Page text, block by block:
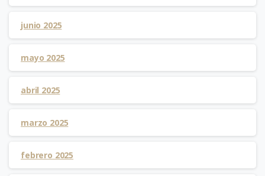
junio 2025
mayo 2025
abril 2025
marzo 2025
febrero 2025